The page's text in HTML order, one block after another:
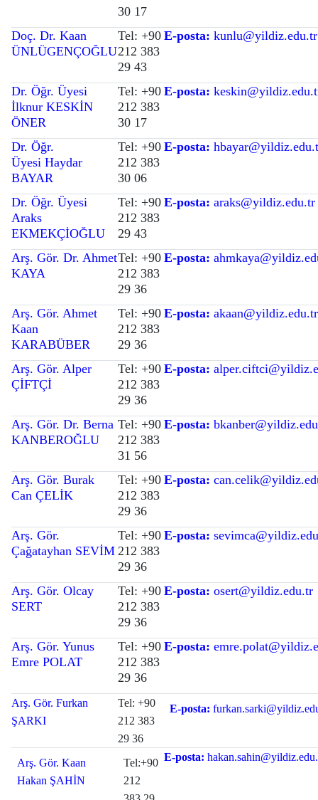
30 17
Doç. Dr. Kaan
ÜNLÜGENÇOĞLU
Tel: +90
212 383
29 43
E-posta:kunlu@yildiz.edu.tr
Dr. Öğr. Üyesi
İlknur KESKİN
ÖNER
Tel: +90
212 383
30 17
E-posta:keskin
Dr. Öğr.
Üyesi Haydar
BAYAR
Tel: +90
212 383
30 06
E-posta:
Dr. Öğr. Üyesi
Araks
EKMEKÇİOĞLU
Tel: +90
212 383
29 43
E-posta:araks@yildiz.edu.tr
Arş. Gör. Dr. Ahmet
KAYA
Tel: +90
212 383
29 36
E-posta:
Arş. Gör. Ahmet
Kaan
KARABÜBER
Tel: +90
212 383
29 36
E-posta:akaan@yildiz.edu.tr
Arş. Gör. Alper
ÇİFTÇİ
Tel: +90
212 383
29 36
E-posta:
Arş. Gör. Dr. Berna
KANBEROĞLU
Tel: +90
212 383
31 56
E-posta:
Arş. Gör. Burak
Can ÇELİK
Tel: +90
212 383
29 36
E-posta:
Arş. Gör.
Çağatayhan SEVİM
Tel: +90
212 383
29 36
E-posta:
Arş. Gör. Olcay
SERT
Tel: +90
212 383
29 36
E-posta:osert@yildiz.edu.tr
Arş. Gör. Yunus
Emre POLAT
Tel: +90
212 383
29 36
E-posta:
Arş. Gör. Furkan
ŞARKI
Tel: +90
212 383
29 36
E-posta:
Arş. Gör. Kaan
Hakan ŞAHİN
Tel:+90
212
E-posta: